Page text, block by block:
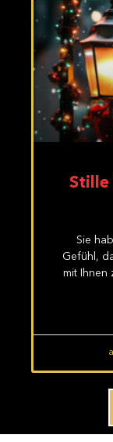
Stille
Sie
Gefühl,
mit Ihnen